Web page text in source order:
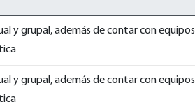
y grupal, además de contar con
y grupal, además de contar con